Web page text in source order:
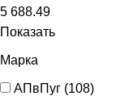
5 688.49
Показать
Марка
АПвПуг (108)